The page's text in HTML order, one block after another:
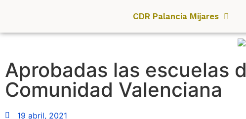
CDR Palancia Mijares
Aprobadas las escuelas
Comunidad Valenciana
19 abril, 2021